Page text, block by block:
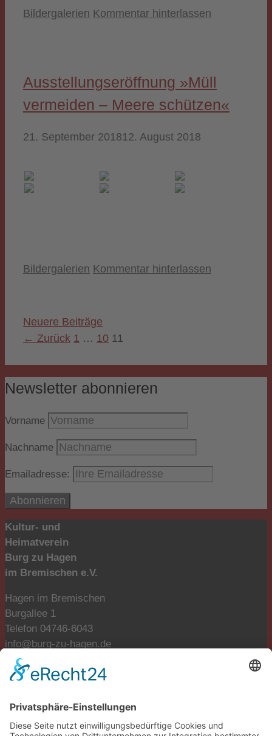
Kategorien
Bildergalerien Kommentar hinterlassen
Ausstellungseröffnung »Müll
vermeiden – Meere schützen«
21. September 201812. August 2018
Kategorien
Bildergalerien Kommentar hinterlassen
Neuere Beiträge
← Zurück Seite
1 … Seite
10 Seite
11
Newsletter abonnieren
Vorname
Nachname
Emailadresse:
Kultur- und
Heimatverein
Burg zu Hagen
im Bremischen e.V.
Hagen im Bremischen
Burgallee 1
Telefon 04746-6043
info@burg-zu-hagen.de
Öffnungszeiten:
Fr., Sa., So. 13:00-17:00 Uhr